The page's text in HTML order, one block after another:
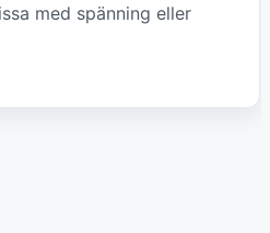
med spänning eller